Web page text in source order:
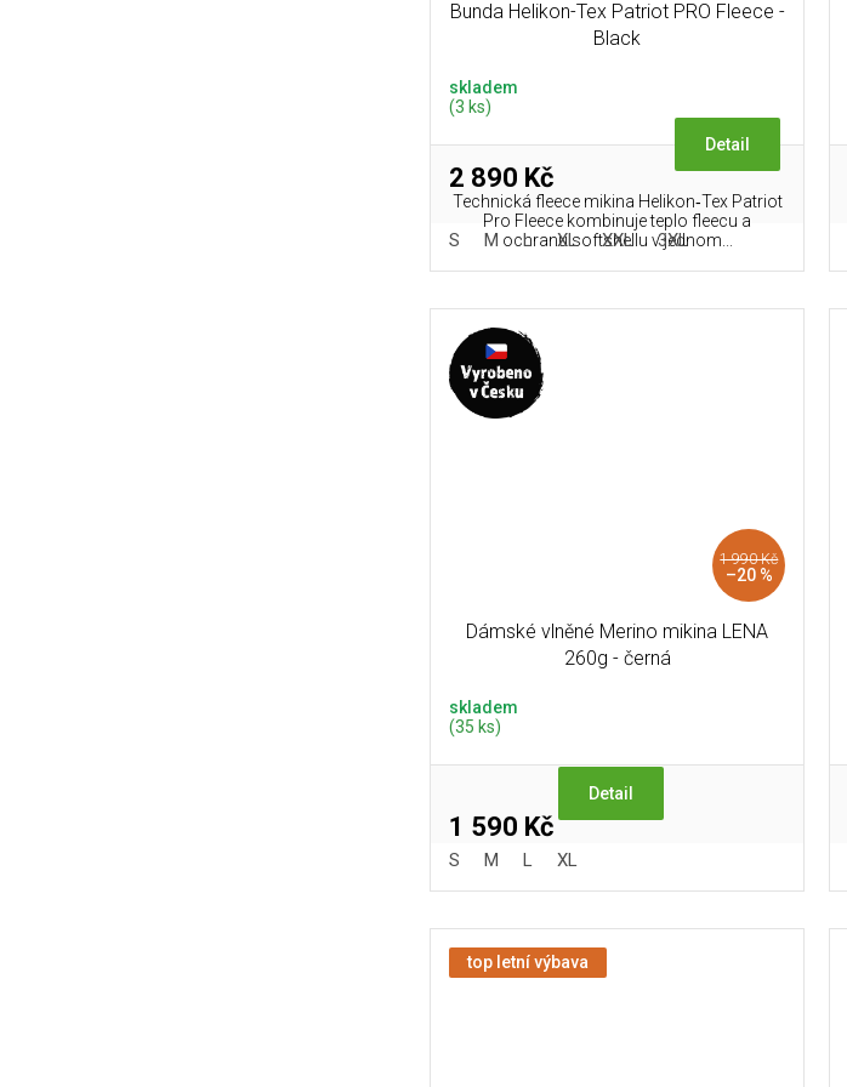
Bunda Helikon-Tex Patriot PRO Fleece -
Black
skladem
(3 ks)
2 890 Kč
Detail
Technická fleece mikina Helikon‑Tex Patriot
Pro Fleece kombinuje teplo fleecu a
ochranu softshellu v jednom...
S M L XL XXL 3XL
1 990 Kč
–20 %
Dámské vlněné Merino mikina LENA
260g - černá
skladem
(35 ks)
1 590 Kč
Detail
S M L XL
top letní výbava